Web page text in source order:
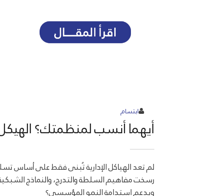
ابتسام
أيهما أنسب لمنظمتك؟
لم تعد الهياكل الإدارية تُبنى فقط على أساس
رسخت مفاهيم السلطة والتدرج، والنماذج
ويدعم استدامة النمو المؤسسي؟